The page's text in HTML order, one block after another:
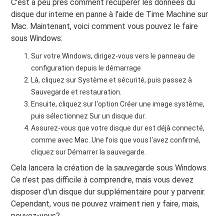
C'est à peu près comment récupérer les données du
disque dur interne en panne à l'aide de Time Machine sur
Mac. Maintenant, voici comment vous pouvez le faire
sous Windows:
Sur votre Windows, dirigez-vous vers le panneau de
configuration depuis le démarrage
Là, cliquez sur Système et sécurité, puis passez à
Sauvegarde et restauration.
Ensuite, cliquez sur l'option Créer une image système,
puis sélectionnez Sur un disque dur.
Assurez-vous que votre disque dur est déjà connecté,
comme avec Mac. Une fois que vous l'avez confirmé,
cliquez sur Démarrer la sauvegarde.
Cela lancera la création de la sauvegarde sous Windows.
Ce n'est pas difficile à comprendre, mais vous devez
disposer d'un disque dur supplémentaire pour y parvenir.
Cependant, vous ne pouvez vraiment rien y faire, mais,